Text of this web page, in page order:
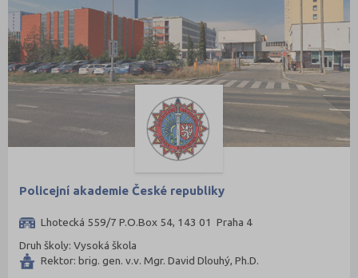
Policejní akademie České republiky
Lhotecká 559/7 P.O.Box 54, 143 01 Praha 4
Druh školy: Vysoká škola
Rektor: brig. gen. v.v. Mgr. David Dlouhý, Ph.D.